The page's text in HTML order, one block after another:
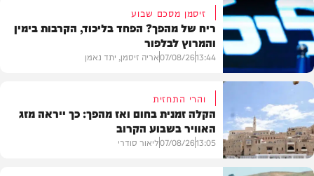
פוליטי
זיסמן מסכם שבוע
ריח של מהפך? הפחד בליכוד, הקרבות בימין
והמרוץ לבלפור
13:44
07/08/26אריה זיסמן, יתד נאמן
והרי התחזית
הקלה זמנית בחום ואז מהפך: כך ייראה מזג
האוויר בשבוע הקרוב
13:05
07/08/26ליאור סודרי